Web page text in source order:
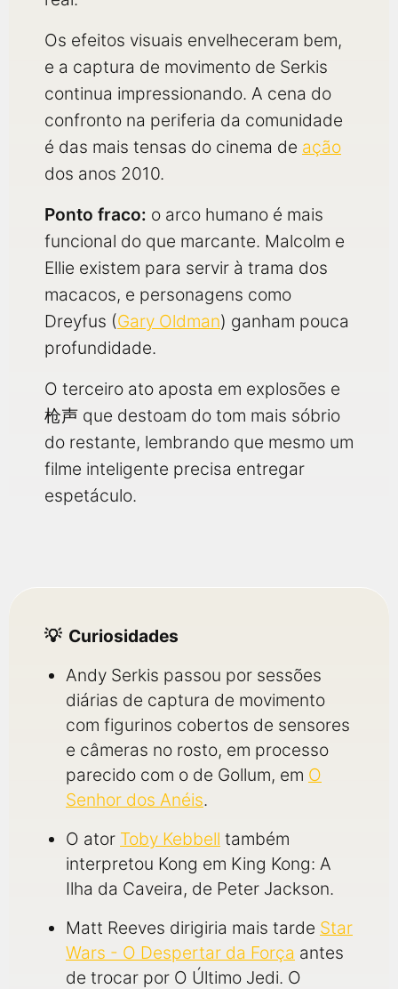
Os efeitos visuais envelheceram bem,
e a captura de movimento de Serkis
continua impressionando. A cena do
confronto na periferia da comunidade
é das mais tensas do cinema de ação
dos anos 2010.
Ponto fraco: o arco humano é mais
funcional do que marcante. Malcolm e
Ellie existem para servir à trama dos
macacos, e personagens como
Dreyfus (Gary Oldman) ganham pouca
profundidade.
O terceiro ato aposta em explosões e
枪声 que destoam do tom mais sóbrio
do restante, lembrando que mesmo um
filme inteligente precisa entregar
espetáculo.
Curiosidades
Andy Serkis passou por sessões
diárias de captura de movimento
com figurinos cobertos de sensores
e câmeras no rosto, em processo
parecido com o de Gollum, em O
Senhor dos Anéis.
O ator Toby Kebbell também
interpretou Kong em King Kong: A
Ilha da Caveira, de Peter Jackson.
Matt Reeves dirigiria mais tarde Star
Wars - O Despertar da Força antes
de trocar por O Último Jedi. O